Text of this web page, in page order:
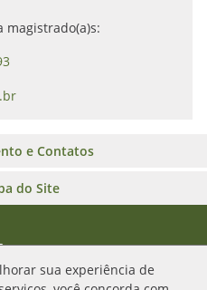
sua experiência de
magistrado(a)s:
e Contatos
do Site
YouTube
Flickr
Acessar SoundCloud